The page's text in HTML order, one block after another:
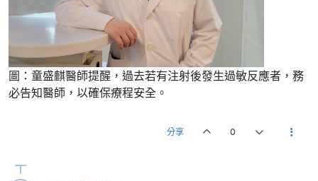
圖：童盛麒醫師提醒，過去若有注射後發生過敏反應者，務
必告知醫師，以確保療程安全。
分享 0